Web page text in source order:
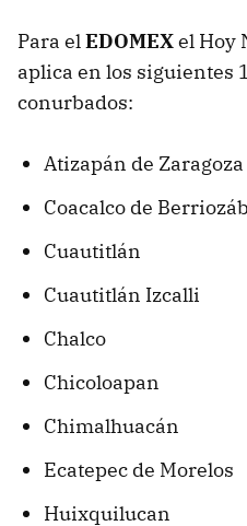
Para elEDOMEXel Hoy
aplica en los siguientes
conurbados:
Atizapán de Zaragoza
Coacalco de
Cuautitlán
Cuautitlán Izcalli
Chalco
Chicoloapan
Chimalhuacán
Ecatepec de Morelos
Huixquilucan